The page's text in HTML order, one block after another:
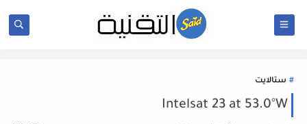
ستالايت
Intelsat 23 at 53.0°W